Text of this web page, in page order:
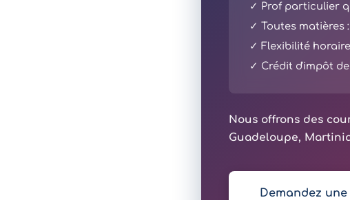
✓ Prof particulier
✓ Toutes matières
✓ Flexibilité
✓ Crédit d'impôt
Nous offrons des
Guadeloupe,
Demandez